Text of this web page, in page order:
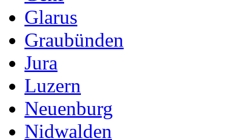
Glarus
Graubünden
Jura
Luzern
Neuenburg
Nidwalden